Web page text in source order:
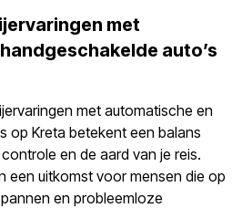
met
auto’s
met automatische en
op Kreta betekent een balans
en de aard van je reis.
een uitkomst voor mensen die op
en probleemloze